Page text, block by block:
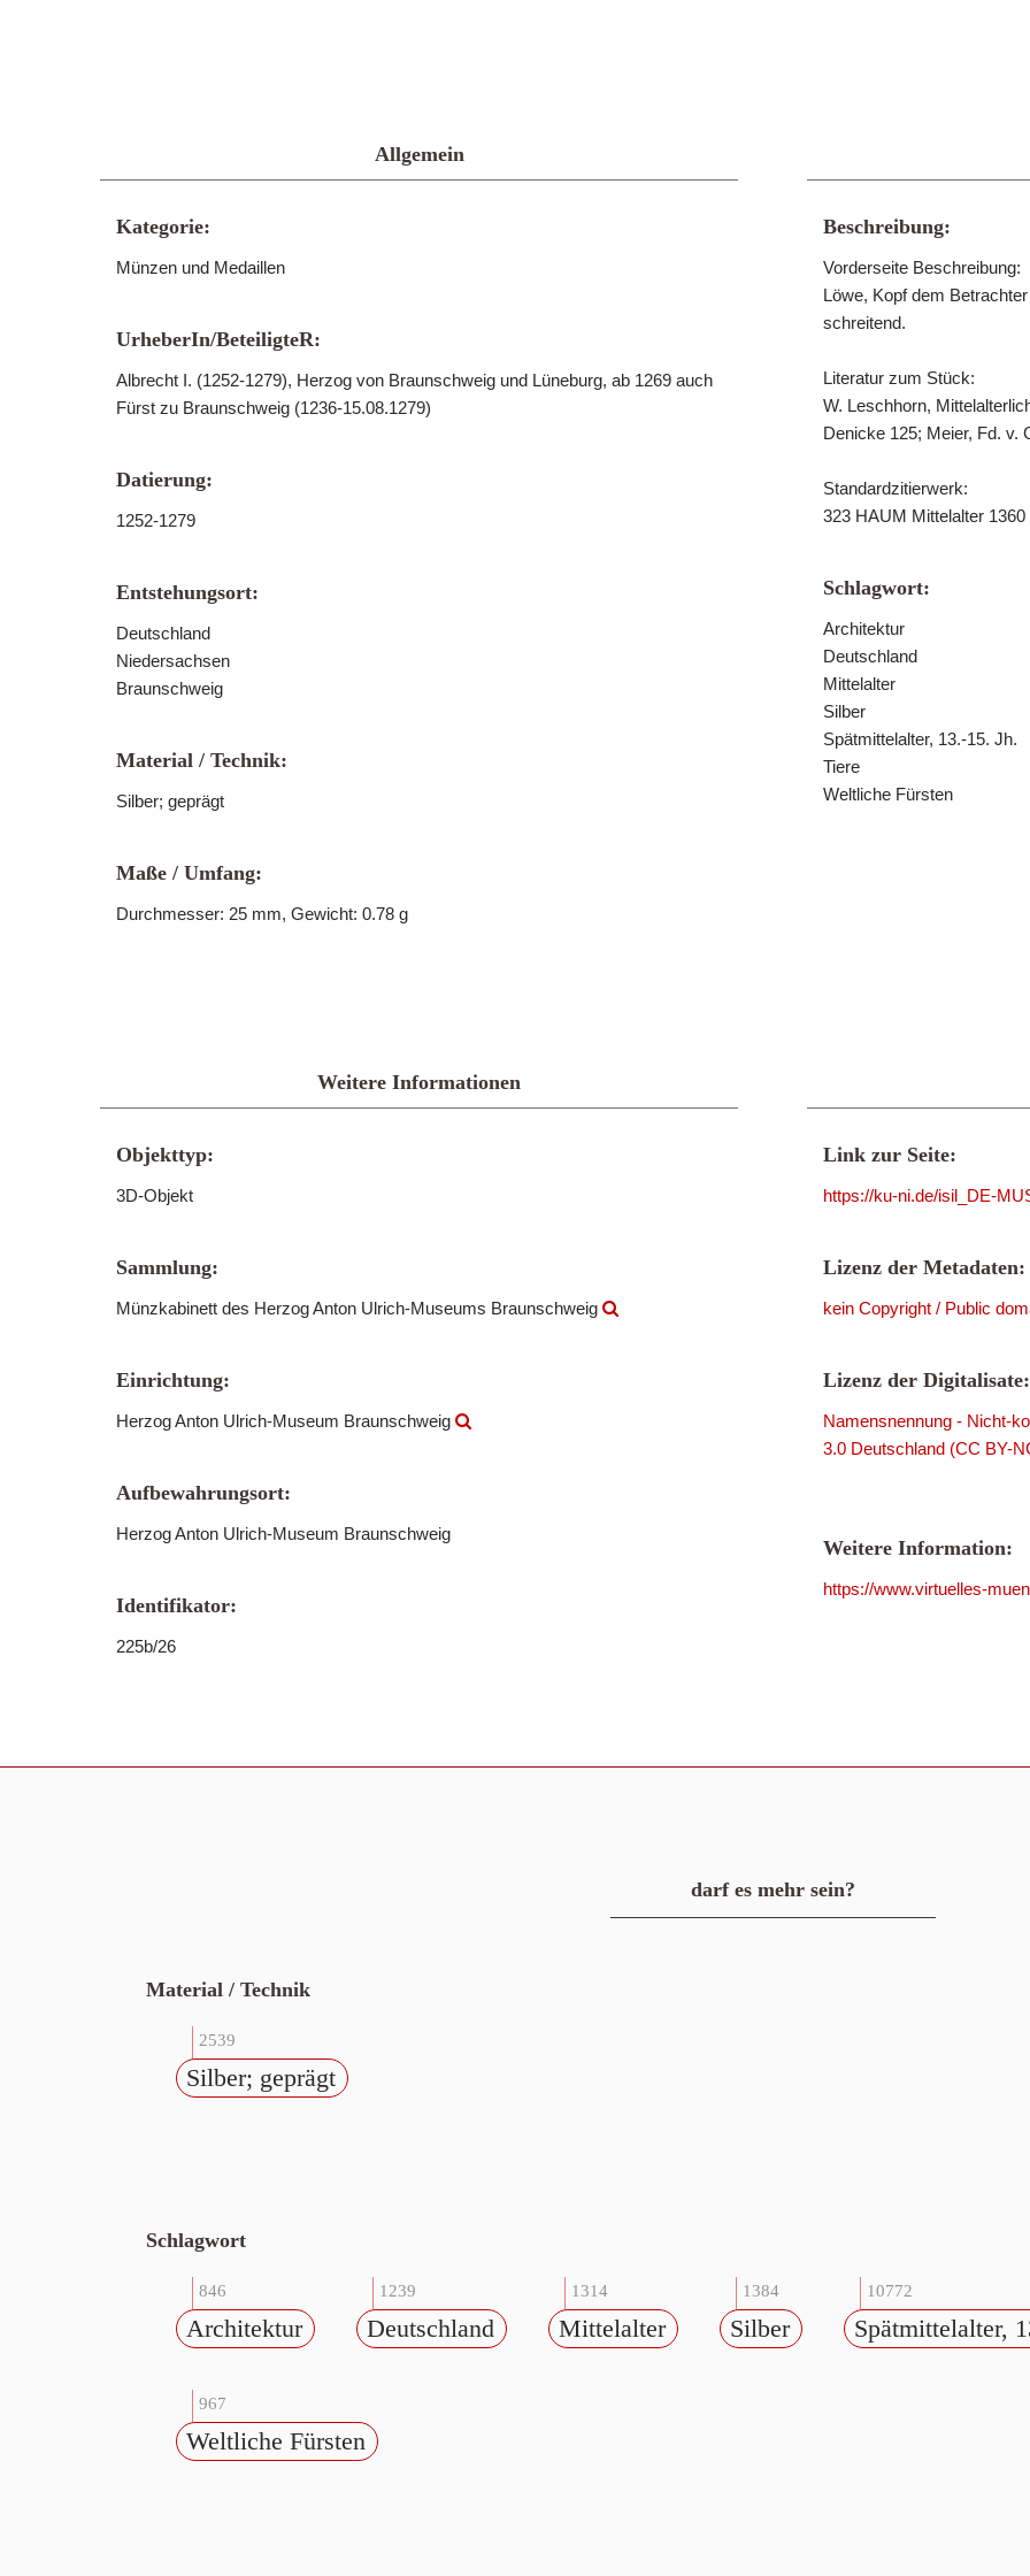
Allgemein
Kategorie:
Münzen und Medaillen
UrheberIn/BeteiligteR:
Albrecht I. (1252-1279), Herzog von Braunschweig und Lüneburg, ab 1269 auch
Fürst zu Braunschweig (1236-15.08.1279)
Datierung:
1252-1279
Entstehungsort:
Deutschland
Niedersachsen
Braunschweig
Material / Technik:
Silber; geprägt
Maße / Umfang:
Durchmesser: 25 mm, Gewicht: 0.78 g
Beschreibung:
Vorderseite Beschreibung:
Löwe, Kopf dem
schreitend.
Literatur zum Stück:
W. Leschhorn,
Denicke 125; Meier, Fd. v.
Standardzitierwerk:
323 HAUM Mittelalter 1360
Schlagwort:
Architektur
Deutschland
Mittelalter
Silber
Spätmittelalter, 13.-15. Jh.
Tiere
Weltliche Fürsten
Weitere Informationen
Objekttyp:
3D-Objekt
Sammlung:
Münzkabinett des Herzog Anton Ulrich-Museums Braunschweig
Einrichtung:
Herzog Anton Ulrich-Museum Braunschweig
Aufbewahrungsort:
Herzog Anton Ulrich-Museum Braunschweig
Identifikator:
225b/26
Link zur Seite:
https://ku-ni.de/isil_DE-
Lizenz der Metadaten:
kein Copyright / Public
Lizenz der Digitalisate:
Namensnennung - Nicht-
3.0 Deutschland (CC BY-
Weitere Information:
https://www.virtuelles-
darf es mehr sein?
Material / Technik
2539
Silber; geprägt
Schlagwort
846
Architektur
1239
Deutschland
1314
Mittelalter
1384
Silber
10772
Spätmittelalter,
967
Weltliche Fürsten